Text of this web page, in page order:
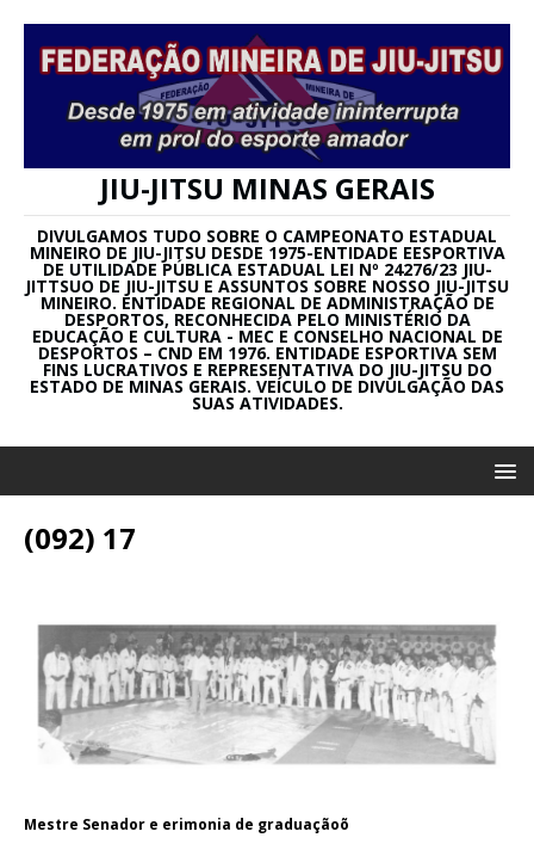
JIU-JITSU MINAS GERAIS
DIVULGAMOS TUDO SOBRE O CAMPEONATO ESTADUAL
MINEIRO DE JIU-JITSU DESDE 1975-ENTIDADE EESPORTIVA
DE UTILIDADE PÚBLICA ESTADUAL LEI Nº 24276/23 JIU-
JITTSUO DE JIU-JITSU E ASSUNTOS SOBRE NOSSO JIU-JITSU
MINEIRO. ENTIDADE REGIONAL DE ADMINISTRAÇÃO DE
DESPORTOS, RECONHECIDA PELO MINISTÉRIO DA
EDUCAÇÃO E CULTURA - MEC E CONSELHO NACIONAL DE
DESPORTOS – CND EM 1976. ENTIDADE ESPORTIVA SEM
FINS LUCRATIVOS E REPRESENTATIVA DO JIU-JITSU DO
ESTADO DE MINAS GERAIS. VEÍCULO DE DIVULGAÇÃO DAS
SUAS ATIVIDADES.
(092) 17
Mestre Senador e erimonia de graduaçãoõ